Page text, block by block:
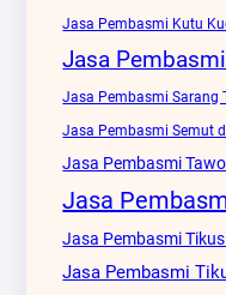
Jasa Pembasmi Kutu
Jasa
Jasa Pembasmi Sarang
Jasa Pembasmi Semut
Jasa Pembasmi
Jasa
Jasa Pembasmi
Jasa Pembasmi